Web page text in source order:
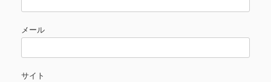
メール
サイト